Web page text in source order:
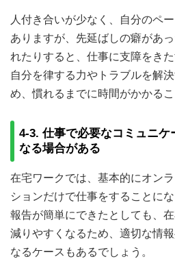
人付き合いが少なく、自分のペ
ありますが、先延ばしの癖があ
れたりすると、仕事に支障をき
自分を律する力やトラブルを解
め、慣れるまでに時間がかかるこ
4-3. 仕事で必要なコミュニケ
なる場合がある
在宅ワークでは、基本的にオン
ションだけで仕事をすることに
報告が簡単にできたとしても、
減りやすくなるため、適切な情
なるケースもあるでしょう。